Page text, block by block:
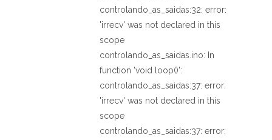
controlando_as_saidas:32: error:
'irrecv' was not declared in this
scope
controlando_as_saidas.ino: In
function 'void loop()':
controlando_as_saidas:37: error:
'irrecv' was not declared in this
scope
controlando_as_saidas:37: error: